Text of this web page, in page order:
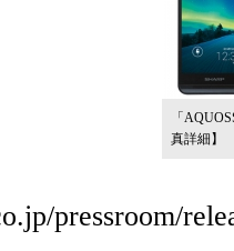
「
真詳細】
pressroom/